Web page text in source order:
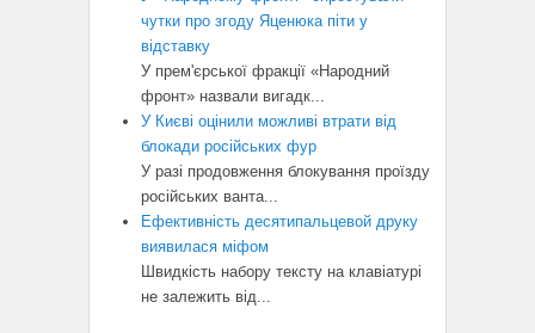
чутки про згоду Яценюка піти у
відставку
У прем'єрської фракції «Народний
фронт» назвали вигадк...
У Києві оцінили можливі втрати від
блокади російських фур
У разі продовження блокування проїзду
російських ванта...
Ефективність десятипальцевой друку
виявилася міфом
Швидкість набору тексту на клавіатурі
не залежить від...